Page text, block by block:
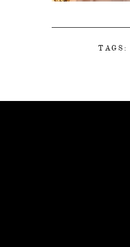
TAGS: